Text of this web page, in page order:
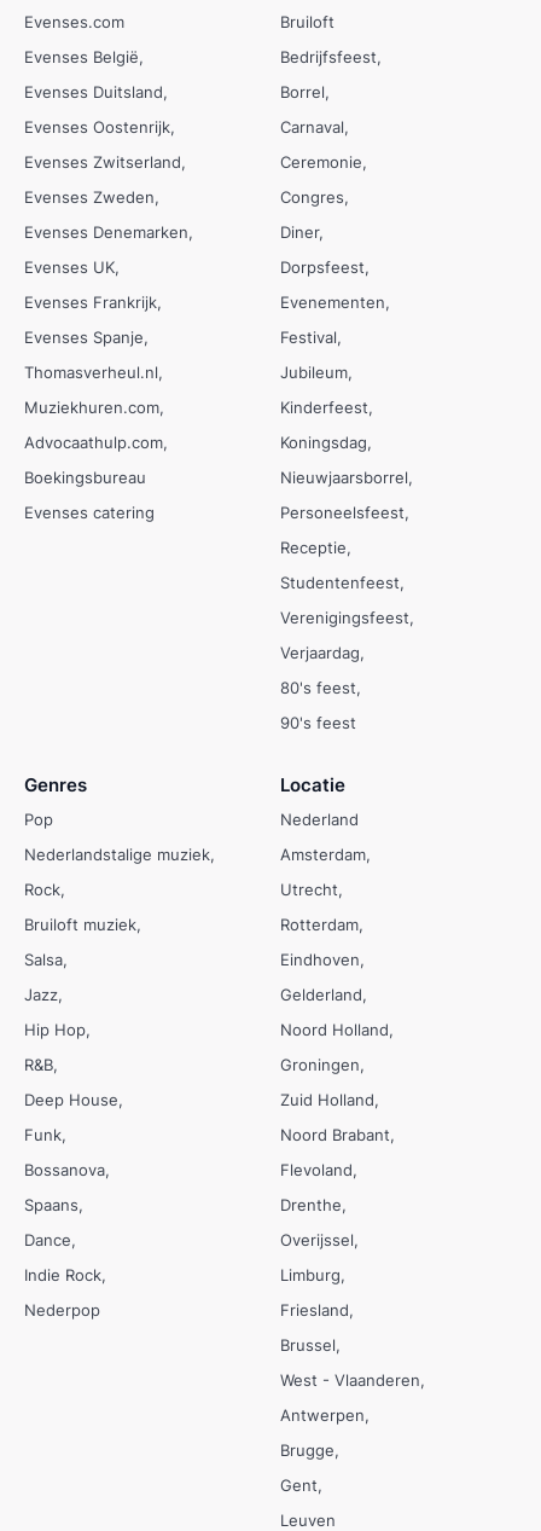
Evenses.com
Evenses België
Evenses Duitsland
Evenses Oostenrijk
Evenses Zwitserland
Evenses Zweden
Evenses Denemarken
Evenses UK
Evenses Frankrijk
Evenses Spanje
Thomasverheul.nl
Muziekhuren.com
Advocaathulp.com
Boekingsbureau
Evenses catering
Bruiloft
Bedrijfsfeest
Borrel
Carnaval
Ceremonie
Congres
Diner
Dorpsfeest
Evenementen
Festival
Jubileum
Kinderfeest
Koningsdag
Nieuwjaarsborrel
Personeelsfeest
Receptie
Studentenfeest
Verenigingsfeest
Verjaardag
80's feest
90's feest
Genres
Pop
Nederlandstalige muziek
Rock
Bruiloft muziek
Salsa
Jazz
Hip Hop
R&B
Deep House
Funk
Bossanova
Spaans
Dance
Indie Rock
Nederpop
Locatie
Nederland
Amsterdam
Utrecht
Rotterdam
Eindhoven
Gelderland
Noord Holland
Groningen
Zuid Holland
Noord Brabant
Flevoland
Drenthe
Overijssel
Limburg
Friesland
Brussel
West - Vlaanderen
Antwerpen
Brugge
Gent
Leuven